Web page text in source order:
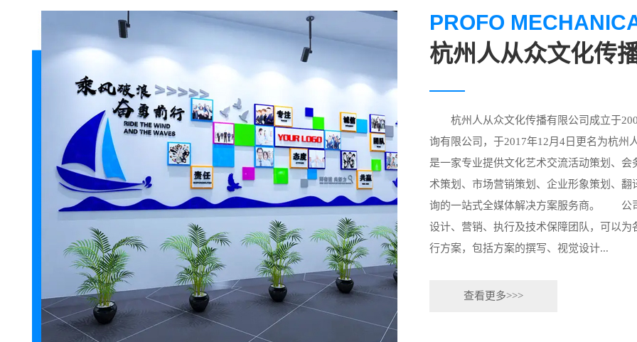
PROFO
杭州人从众文化传
杭州人从众文化传播有限公司成立于
询有限公司，于2017年12月4日更名为杭州
是一家专业提供文化艺术交流活动策划、
术策划、市场营销策划、企业形象策划、
询的一站式全媒体解决方案服务商。 公
设计、营销、执行及技术保障团队，可以
行方案，包括方案的撰写、视觉设计...
查看更多>>>